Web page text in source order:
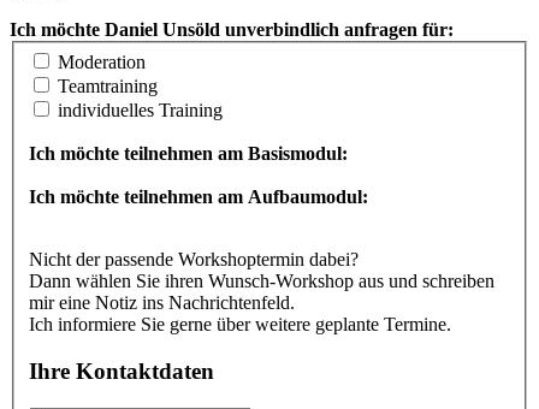
Ich möchte Daniel Unsöld unverbindlich anfragen für:
Moderation
Teamtraining
individuelles Training
Ich möchte teilnehmen am Basismodul:
Ich möchte teilnehmen am Aufbaumodul:
Nicht der passende Workshoptermin dabei?
Dann wählen Sie ihren Wunsch-Workshop aus und schreiben
mir eine Notiz ins Nachrichtenfeld.
Ich informiere Sie gerne über weitere geplante Termine.
Ihre Kontaktdaten